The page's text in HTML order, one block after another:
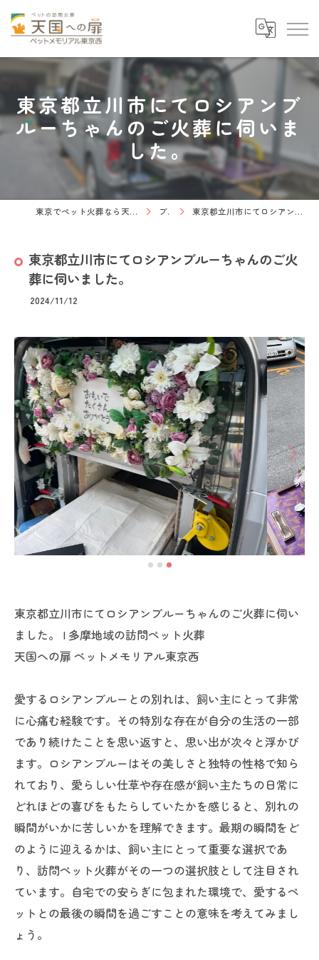
東京都立川市にてロシアンブ
ルーちゃんのご火葬に伺いま
した。
東京でペット火葬なら天国への扉 ペットメモリアル東京西 ブログ 東京都立川市にてロシアンブルーちゃんのご火葬に伺いました。
東京都立川市にてロシアンブルーちゃんのご火
葬に伺いました。
2024/11/12
東京都立川市にてロシアンブルーちゃんのご火葬に伺い
ました。 | 多摩地域の訪問ペット火葬
天国への扉 ペットメモリアル東京西
愛するロシアンブルーとの別れは、飼い主にとって非常
に心痛む経験です。その特別な存在が自分の生活の一部
であり続けたことを思い返すと、思い出が次々と浮かび
ます。ロシアンブルーはその美しさと独特の性格で知ら
れており、愛らしい仕草や存在感が飼い主たちの日常に
どれほどの喜びをもたらしていたかを感じると、別れの
瞬間がいかに苦しいかを理解できます。最期の瞬間をど
のように迎えるかは、飼い主にとって重要な選択であ
り、訪問ペット火葬がその一つの選択肢として注目され
ています。自宅での安らぎに包まれた環境で、愛するペ
ットとの最後の瞬間を過ごすことの意味を考えてみまし
ょう。